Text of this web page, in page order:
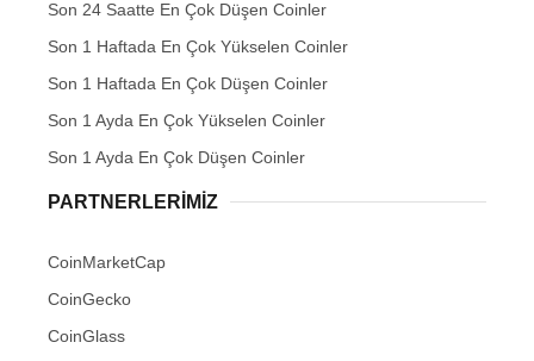
Son 24 Saatte En Çok Düşen Coinler
Son 1 Haftada En Çok Yükselen Coinler
Son 1 Haftada En Çok Düşen Coinler
Son 1 Ayda En Çok Yükselen Coinler
Son 1 Ayda En Çok Düşen Coinler
PARTNERLERIMIZ
CoinMarketCap
CoinGecko
CoinGlass